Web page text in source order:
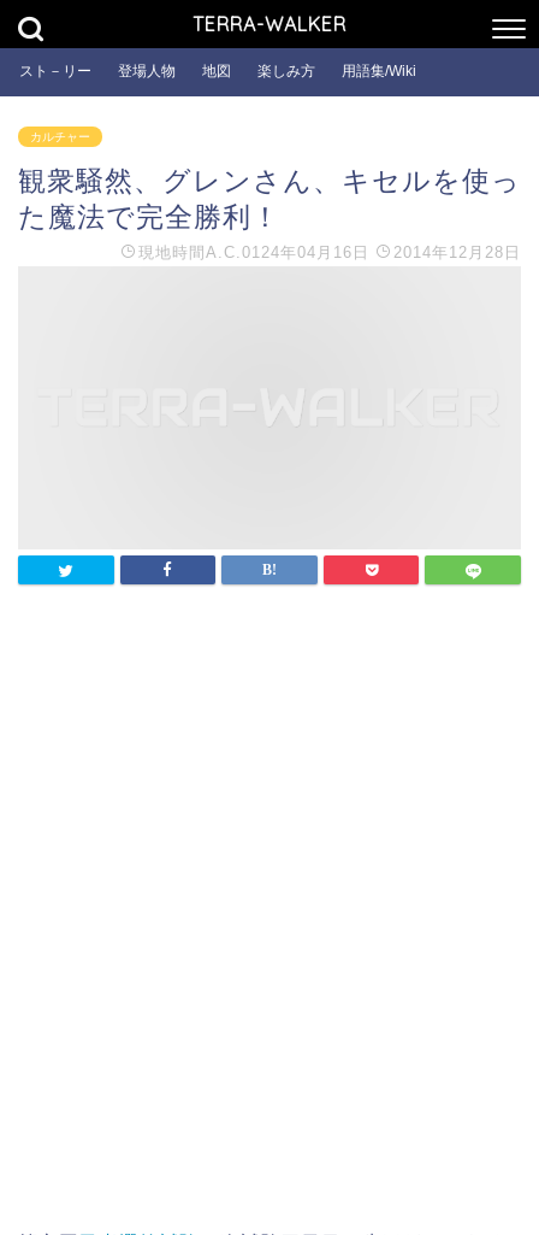
TERRA-WALKER
スト－リー 登場人物 地図 楽しみ方 用語集/Wiki
カルチャー
観衆騒然、グレンさん、キセルを使っ
た魔法で完全勝利！
現地時間 A.C.0124年04月16日 2014年12月28日